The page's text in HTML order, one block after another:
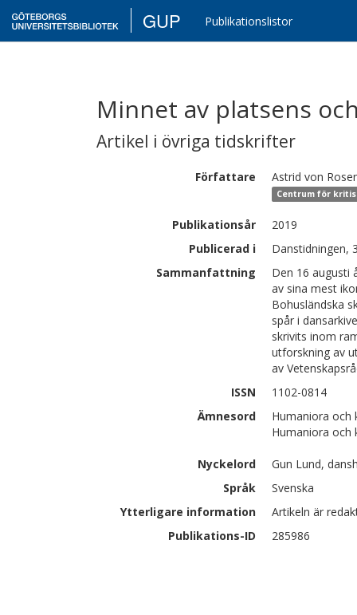
GUP Publikationslistor
Minnet av platsens
Artikel i övriga tidskrifter
Författare Astrid von
Centrum för
Publikationsår
2019
Publicerad i
Danstidningen,
Sammanfattning
Den 16 augusti
av sina mest
Bohusländska
spår i
skrivits inom
utforskning av
av
ISSN
1102-0814
Ämnesord
Humaniora
Humaniora
Nyckelord
Gun Lund,
Språk
Svenska
Ytterligare information
Artikeln är
Publikations-ID
285986